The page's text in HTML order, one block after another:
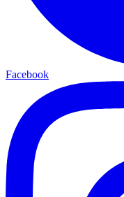
Facebook